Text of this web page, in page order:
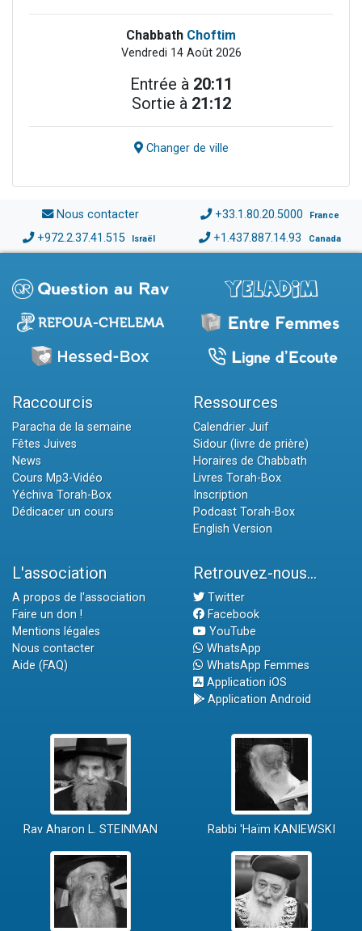
Chabbath Choftim
Vendredi 14 Août 2026
Entrée à 20:11
Sortie à 21:12
Changer de ville
Nous contacter +33.1.80.20.5000 France
+972.2.37.41.515 Israël +1.437.887.14.93 Canada
Raccourcis
Paracha de la semaine
Fêtes Juives
News
Cours Mp3-Vidéo
Yéchiva Torah-Box
Dédicacer un cours
Ressources
Calendrier Juif
Sidour (livre de prière)
Horaires de Chabbath
Livres Torah-Box
Inscription
Podcast Torah-Box
English Version
L'association
A propos de l'association
Faire un don !
Mentions légales
Nous contacter
Aide (FAQ)
Retrouvez-nous...
Twitter
Facebook
YouTube
WhatsApp
WhatsApp Femmes
Application iOS
Application Android
Rav Aharon L. STEINMAN Rabbi 'Haïm KANIEWSKI